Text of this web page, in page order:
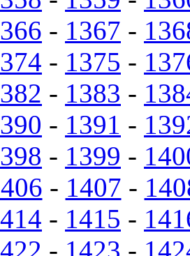
- 1367 -
- 1375 -
- 1383 -
- 1391 -
- 1399 -
- 1407 -
- 1415 -
- 1423 -